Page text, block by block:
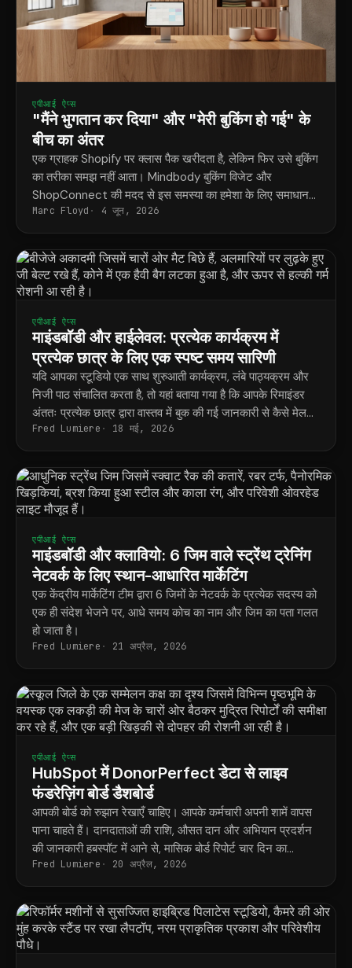
एपीआई ऐप्स
"मैंने भुगतान कर दिया" और "मेरी बुकिंग हो गई" के
बीच का अंतर
एक ग्राहक Shopify पर क्लास पैक खरीदता है, लेकिन फिर उसे बुकिंग
का तरीका समझ नहीं आता। Mindbody बुकिंग विजेट और
ShopConnect की मदद से इस समस्या का हमेशा के लिए समाधान
मिल जाता है।
Marc Floyd 4 जून, 2026
एपीआई ऐप्स
माइंडबॉडी और हाईलेवल: प्रत्येक कार्यक्रम में
प्रत्येक छात्र के लिए एक स्पष्ट समय सारिणी
यदि आपका स्टूडियो एक साथ शुरुआती कार्यक्रम, लंबे पाठ्यक्रम और
निजी पाठ संचालित करता है, तो यहां बताया गया है कि आपके रिमाइंडर
अंततः प्रत्येक छात्र द्वारा वास्तव में बुक की गई जानकारी से कैसे मेल
खाते हैं।
Fred Lumiere 18 मई, 2026
एपीआई ऐप्स
माइंडबॉडी और क्लावियो: 6 जिम वाले स्ट्रेंथ ट्रेनिंग
नेटवर्क के लिए स्थान-आधारित मार्केटिंग
एक केंद्रीय मार्केटिंग टीम द्वारा 6 जिमों के नेटवर्क के प्रत्येक सदस्य को
एक ही संदेश भेजने पर, आधे समय कोच का नाम और जिम का पता गलत
हो जाता है।
Fred Lumiere 21 अप्रैल, 2026
एपीआई ऐप्स
HubSpot में DonorPerfect डेटा से लाइव
फंडरेज़िंग बोर्ड डैशबोर्ड
आपकी बोर्ड को रुझान रेखाएँ चाहिए। आपके कर्मचारी अपनी शामें वापस
पाना चाहते हैं। दानदाताओं की राशि, औसत दान और अभियान प्रदर्शन
की जानकारी हबस्पॉट में आने से, मासिक बोर्ड रिपोर्ट चार दिन का
प्रोजेक्ट नहीं रह जाता, बल्कि एक सहेजा हुआ डैशबोर्ड बन जाता है।
Fred Lumiere 20 अप्रैल, 2026